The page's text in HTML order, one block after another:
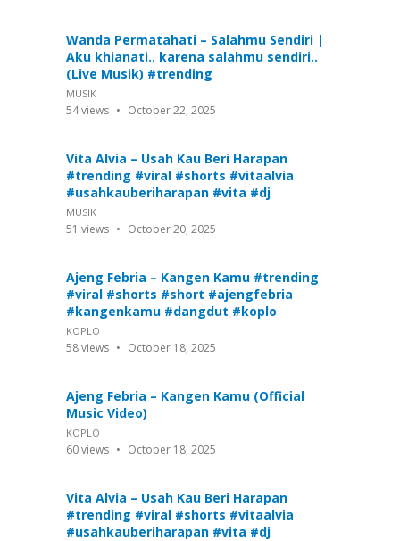
Wanda Permatahati – Salahmu Sendiri |
Aku khianati.. karena salahmu sendiri..
(Live Musik) #trending
MUSIK
54views October 22, 2025
Vita Alvia – Usah Kau Beri Harapan
#trending #viral #shorts #vitaalvia
#usahkauberiharapan #vita #dj
MUSIK
51 views October 20, 2025
Ajeng Febria – Kangen Kamu #trending
#viral #shorts #short #ajengfebria
#kangenkamu #dangdut #koplo
KOPLO
58views October 18, 2025
Ajeng Febria – Kangen Kamu (Official
Music Video)
KOPLO
60views October 18, 2025
Vita Alvia – Usah Kau Beri Harapan
#trending #viral #shorts #vitaalvia
#usahkauberiharapan #vita #dj